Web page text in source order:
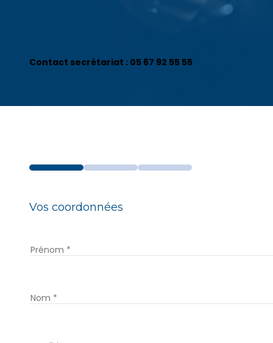
Contact secrétariat : 05 67 92 55 55
Vos coordonnées